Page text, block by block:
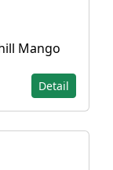
Mango
Detail